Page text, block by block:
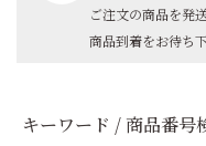
ご注文の商品を発送
商品到着をお待ち下
キーワード / 商品番号